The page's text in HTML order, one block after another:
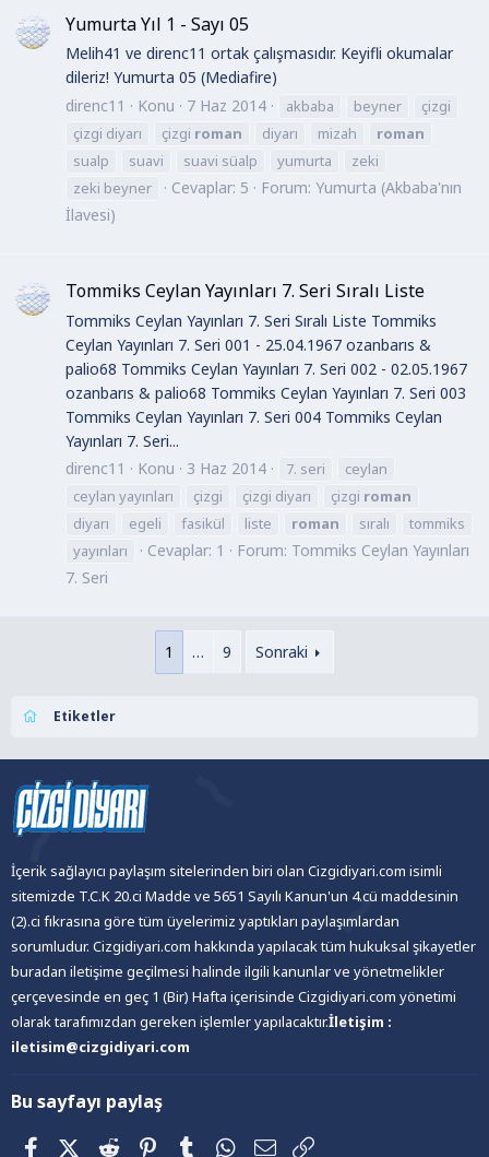
Yumurta Yıl 1 - Sayı 05
Melih41 ve direnc11 ortak çalışmasıdır. Keyifli okumalar
dileriz! Yumurta 05 (Mediafire)
direnc11
Konu 7 Haz 2014 akbaba beyner
çizgi
çizgi diyarı
çizgi roman diyarı mizah
roman
sualp
suavi suavi süalp yumurta
zeki
zeki beyner
Cevaplar: 5 Forum: Yumurta (Akbaba'nın
İlavesi)
Tommiks Ceylan Yayınları 7. Seri Sıralı Liste
Tommiks Ceylan Yayınları 7. Seri Sıralı Liste Tommiks
Ceylan Yayınları 7. Seri 001 - 25.04.1967 ozanbarıs &
palio68 Tommiks Ceylan Yayınları 7. Seri 002 - 02.05.1967
ozanbarıs & palio68 Tommiks Ceylan Yayınları 7. Seri 003
Tommiks Ceylan Yayınları 7. Seri 004 Tommiks Ceylan
Yayınları 7. Seri...
direnc11
Konu 3 Haz 2014 7. seri
ceylan
ceylan yayınları
çizgi çizgi diyarı çizgi roman
diyarı
egeli fasikül liste roman sıralı
tommiks
yayınları
Cevaplar: 1 Forum: Tommiks Ceylan Yayınları
7. Seri
1 … 9 Sonraki
Etiketler
İçerik sağlayıcı paylaşım sitelerinden biri olan Cizgidiyari.com isimli
sitemizde T.C.K 20.ci Madde ve 5651 Sayılı Kanun'un 4.cü maddesinin
(2).ci fıkrasına göre tüm üyelerimiz yaptıkları paylaşımlardan
sorumludur. Cizgidiyari.com hakkında yapılacak tüm hukuksal şikayetler
buradan iletişime geçilmesi halinde ilgili kanunlar ve yönetmelikler
çerçevesinde en geç 1 (Bir) Hafta içerisinde Cizgidiyari.com yönetimi
olarak tarafımızdan gereken işlemler yapılacaktır.İletişim :
iletisim@cizgidiyari.com
Bu sayfayı paylaş
FacebookX (Twitter)
Reddit PinterestTumblrWhatsApp
E-posta